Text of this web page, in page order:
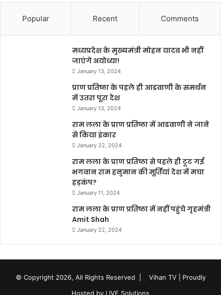
Popular Recent Comments
मध्यप्रदेश के मुख्यमंत्री मोहन यादव भी नहीं
जाएंगे अयोध्या!
January 13, 2024
प्राण प्रतिष्ठा के पहले ही आडवाणी के समर्थन
में उतरा पूरा देश
January 13, 2024
राम लला के प्राण प्रतिष्ठा में आडवाणी ने जाने
से किया इंकार
January 22, 2024
राम लला के प्राण प्रतिष्ठा से पहले ही टूट गई
भगवान राम हनुमान की मूर्तियां देश में मचा
हड़कंप?
January 11, 2024
राम लला के प्राण प्रतिष्ठा में नहीं पहुंचे गृहमंत्री
Amit Shah
January 22, 2024
© Copyright 2026, All Rights Reserved | Vihan TV| Proudly
Hosted by LIVE Solutions